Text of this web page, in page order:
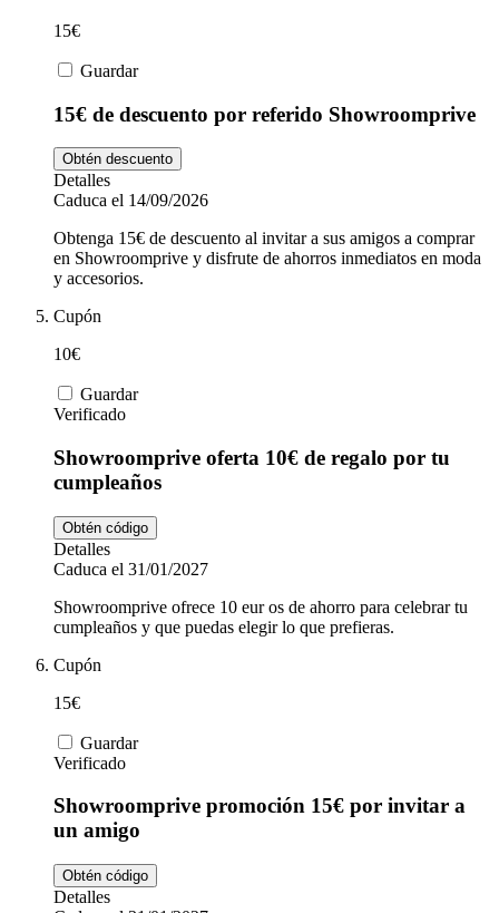
15€
Guardar
15€ de descuento por referido Showroomprive
Obtén descuento
Detalles
Caduca el 14/09/2026
Obtenga 15€ de descuento al invitar a sus amigos a comprar
en Showroomprive y disfrute de ahorros inmediatos en moda
y accesorios.
Cupón
10€
Guardar
Verificado
Showroomprive oferta 10€ de regalo por tu
cumpleaños
Obtén código
Detalles
Caduca el 31/01/2027
Showroomprive ofrece 10 eur os de ahorro para celebrar tu
cumpleaños y que puedas elegir lo que prefieras.
Cupón
15€
Guardar
Verificado
Showroomprive promoción 15€ por invitar a
un amigo
Obtén código
Detalles